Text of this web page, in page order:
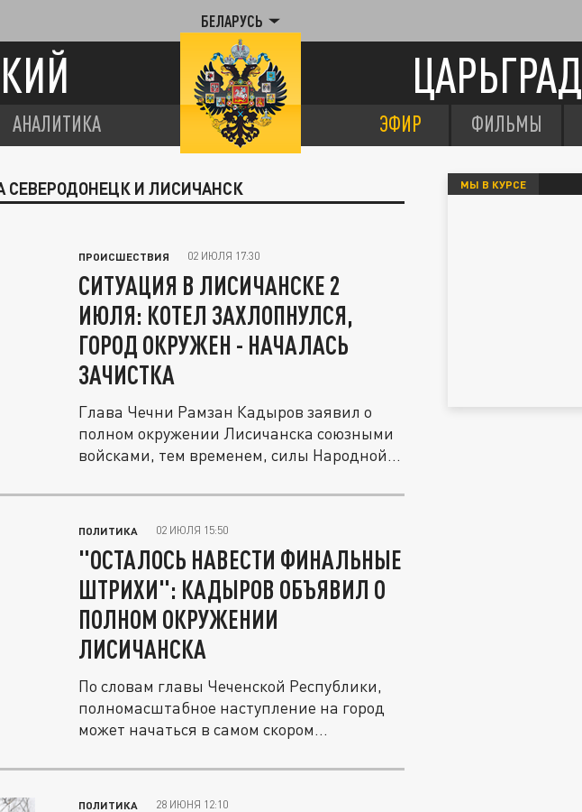
БЕЛАРУСЬ
ЦАРЬГРАД
АНАЛИТИКА ЭФИР ФИЛЬМЫ
СЕВЕРОДОНЕЦК И ЛИСИЧАНСК
ПРОИСШЕСТВИЯ 02 ИЮЛЯ 17:30
СИТУАЦИЯ В ЛИСИЧАНСКЕ 2
ИЮЛЯ: КОТЕЛ ЗАХЛОПНУЛСЯ,
ГОРОД ОКРУЖЕН - НАЧАЛАСЬ
ЗАЧИСТКА
Глава Чечни Рамзан Кадыров заявил о
полном окружении Лисичанска союзными
войсками, тем временем, силы Народной...
ПОЛИТИКА 02 ИЮЛЯ 15:50
"ОСТАЛОСЬ НАВЕСТИ ФИНАЛЬНЫЕ
ШТРИХИ": КАДЫРОВ ОБЪЯВИЛ О
ПОЛНОМ ОКРУЖЕНИИ
ЛИСИЧАНСКА
По словам главы Чеченской Республики,
полномасштабное наступление на город
может начаться в самом скором...
ПОЛИТИКА 28 ИЮНЯ 12:10
МЫ В КУРСЕ